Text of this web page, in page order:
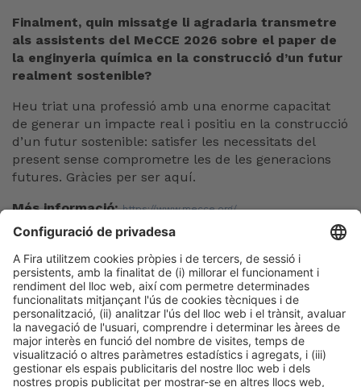
Finalment, quin missatge li agradaria transmetre
als assistents del MeCCE 2026 sobre el paper de
la enginyeria química en la construcció d’un futur
realment sostenible?
Heu triat una professió amb una enorme capacitat
de generar un impacte real i positiu en la construcció
d’un futur sostenible: satisfer les necessitats del
present sense comprometre les de les generacions
futures. Gràcies per ser aquí.
Més informació: https://www.mecce.org/
Fotografies de Cristina Alonso Alija
Fotografies (Expoquímia 2023)aquí
Maria Dolores Herranz
Tel. 93 233 25 41
mdherranz@firabarcelona.com